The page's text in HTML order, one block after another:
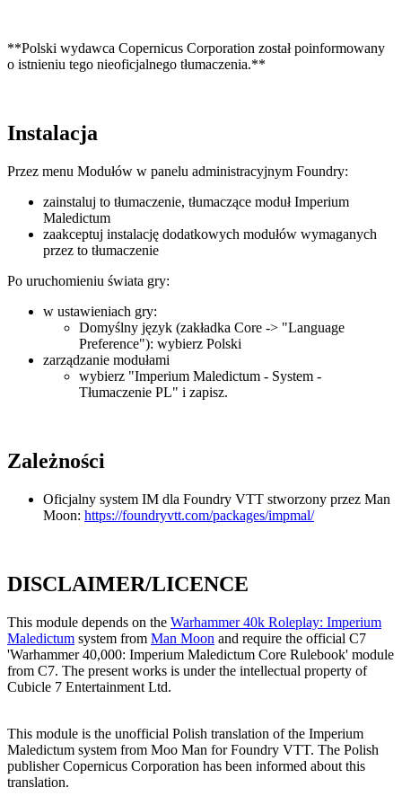
**Polski wydawca Copernicus Corporation został poinformowany
o istnieniu tego nieoficjalnego tłumaczenia.**
Instalacja
Przez menu Modułów w panelu administracyjnym Foundry:
zainstaluj to tłumaczenie, tłumaczące moduł Imperium
Maledictum
zaakceptuj instalację dodatkowych modułów wymaganych
przez to tłumaczenie
Po uruchomieniu świata gry:
w ustawieniach gry:
Domyślny język (zakładka Core -> "Language
Preference"): wybierz Polski
zarządzanie modułami
wybierz "Imperium Maledictum - System -
Tłumaczenie PL" i zapisz.
Zależności
Oficjalny system IM dla Foundry VTT stworzony przez Man
Moon: https://foundryvtt.com/packages/impmal/
DISCLAIMER/LICENCE
This module depends on the Warhammer 40k Roleplay: Imperium
Maledictum system from Man Moon and require the official C7
'Warhammer 40,000: Imperium Maledictum Core Rulebook' module
from C7. The present works is under the intellectual property of
Cubicle 7 Entertainment Ltd.
This module is the unofficial Polish translation of the Imperium
Maledictum system from Moo Man for Foundry VTT. The Polish
publisher Copernicus Corporation has been informed about this
translation.